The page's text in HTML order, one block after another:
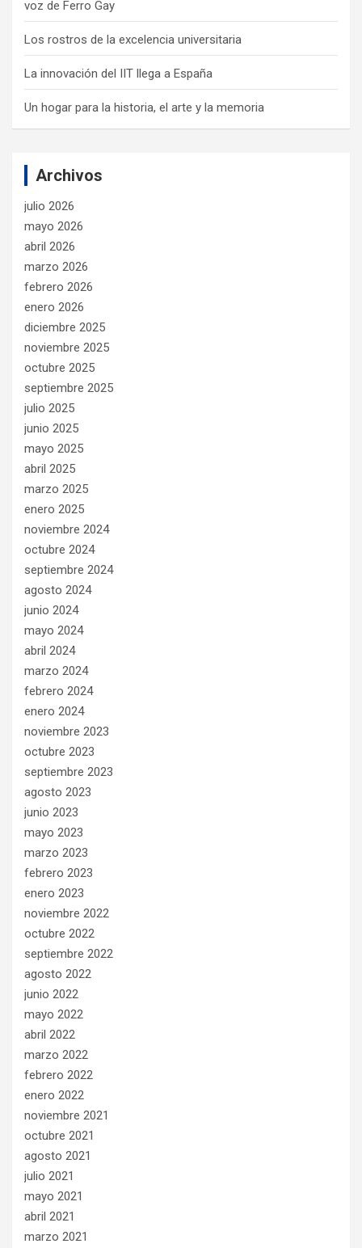
voz de Ferro Gay
Los rostros de la excelencia universitaria
La innovación del IIT llega a España
Un hogar para la historia, el arte y la memoria
Archivos
julio 2026
mayo 2026
abril 2026
marzo 2026
febrero 2026
enero 2026
diciembre 2025
noviembre 2025
octubre 2025
septiembre 2025
julio 2025
junio 2025
mayo 2025
abril 2025
marzo 2025
enero 2025
noviembre 2024
octubre 2024
septiembre 2024
agosto 2024
junio 2024
mayo 2024
abril 2024
marzo 2024
febrero 2024
enero 2024
noviembre 2023
octubre 2023
septiembre 2023
agosto 2023
junio 2023
mayo 2023
marzo 2023
febrero 2023
enero 2023
noviembre 2022
octubre 2022
septiembre 2022
agosto 2022
junio 2022
mayo 2022
abril 2022
marzo 2022
febrero 2022
enero 2022
noviembre 2021
octubre 2021
agosto 2021
julio 2021
mayo 2021
abril 2021
marzo 2021